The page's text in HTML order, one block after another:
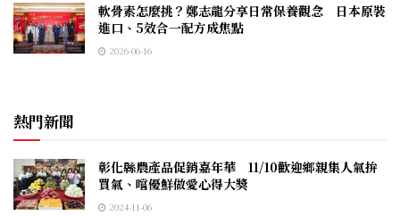
軟骨素怎麼挑？鄭志龍分享日常保養觀念 日本原裝
進口、5效合一配方成焦點
2026-06-16
熱門新聞
彰化縣農產品促銷嘉年華 11/10歡迎鄉親集人氣拚
買氣、嚐優鮮做愛心得大獎
2024-11-06